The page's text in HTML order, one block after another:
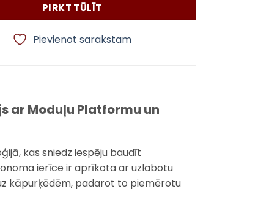
PIRKT TŪLĪT
Pievienot sarakstam
ar Moduļu Platformu un
kas sniedz iespēju baudīt
ierīce ir aprīkota ar uzlabotu
kāpurķēdēm, padarot to piemērotu